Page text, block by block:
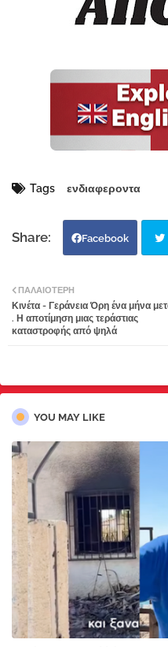
Tags ενδιαφεροντα
Facebook
tter
ΠΑΛΑΙΌΤΕΡΗ
Κινέτα - Γεράνεια Όρη ένα μήνα
. Η αποτίμηση μιας τεράστιας
καταστροφής από ψηλά
YOU MAY LIKE